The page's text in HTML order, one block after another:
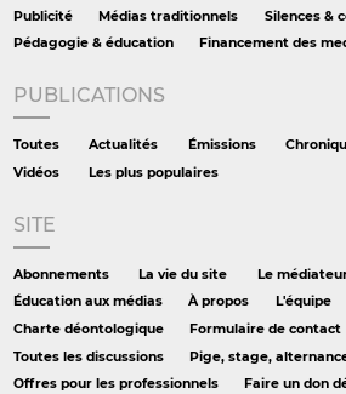
Publicité
Médias traditionnels
Silences &
Pédagogie & éducation
Financement des
PUBLICATIONS
Toutes Actualités Émissions
Vidéos
Les plus populaires
SITE
Abonnements La vie du site Le
Éducation aux médias
À propos L'équipe
Charte déontologique
Formulaire de contact
Toutes les discussions
Pige, stage,
Offres pour les professionnels
Faire un don